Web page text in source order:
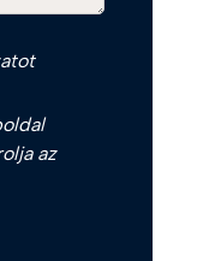
ot
az